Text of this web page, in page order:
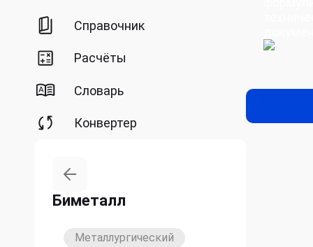
Справочник
Расчёты
Словарь
Конвертер
Биметалл
Металлургический